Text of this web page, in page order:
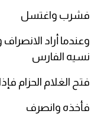
فشرب واغتسل
وعندما أراد
نسيه الفارس
فتح الغلام الحزام
فأخذه وانصرف